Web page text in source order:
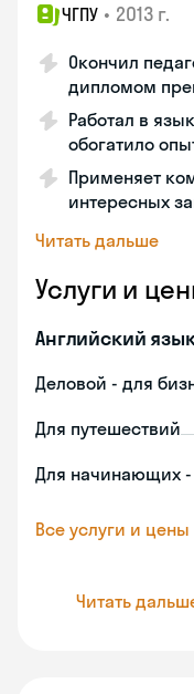
ЧГПУ • 2013 г.
Окончил
дипломом
Работал в
обогатило
Применяет
интересных
Читать дальше
Услуги и
Английский
Деловой - для
Для путешествий
Для начинающих
Все услуги и цены
Читать